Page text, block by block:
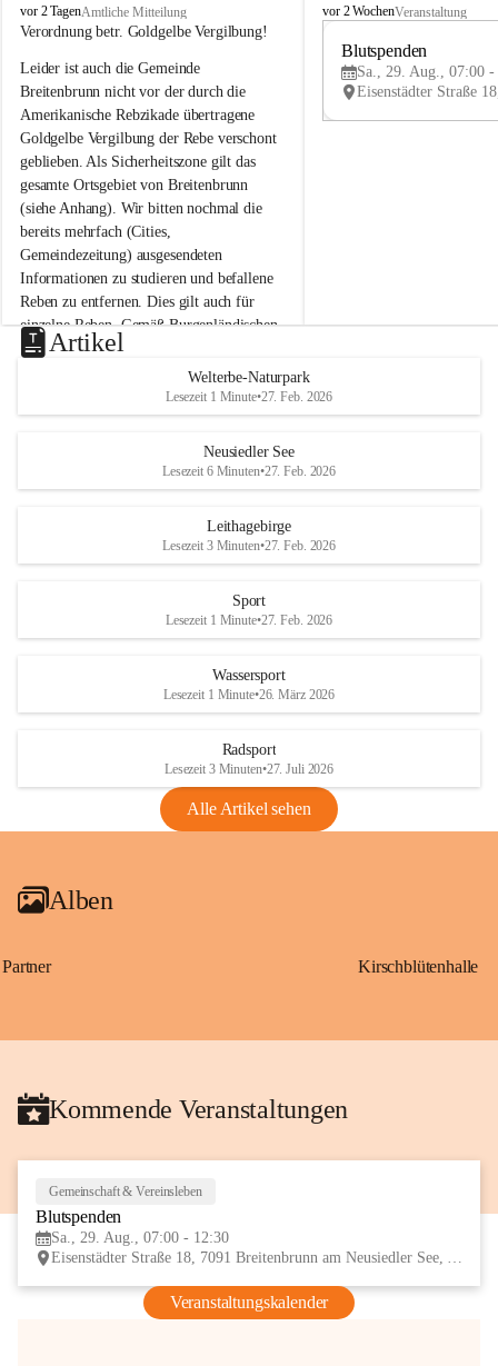
B
r
i
t
e
n
b
r
u
n
n
a
m
N
e
u
s
d
S
vor 2 TagenAmtliche Mitteilung
Verordnung betr. Goldgelbe Vergilbung!
Leider ist auch die Gemeinde
Breitenbrunn nicht vor der durch die
Amerikanische Rebzikade übertragene
Goldgelbe Vergilbung der Rebe verschont
geblieben. Als Sicherheitszone gilt das
gesamte Ortsgebiet von Breitenbrunn
(siehe Anhang). Wir bitten nochmal die
bereits mehrfach (Cities,
Gemeindezeitung) ausgesendeten
Informationen zu studieren und befallene
Reben zu entfernen. Dies gilt auch für
einzelne Reben. Gemäß Burgenländischen
Weinbaugesetz sind nicht gepflegte oder
unzulässige Weingärten zu roden! Bitte
helfen wir zusammen um unsere Winzer
vor den prognostizierten Ernteausfällen
und den daraus folgenden wirtschaftlichen
Maßnahmen zur Bekämpfung
Rebe und der Amerikanischen
Anhang VBl. EU Nr. 18
1 Seite•1,4 MB
VBl. EU Nr. 18_2026
B
e
u
e
d
r
S
vor 2 WochenVeranstaltung
Blutspenden
Sa., 29. Aug., 07:00 -
Artikel
Welterbe-Naturpark
Lesezeit 1 Minute•27. Feb. 2026
Neusiedler See
Lesezeit 6 Minuten•27. Feb. 2026
Leithagebirge
Lesezeit 3 Minuten•27. Feb. 2026
Sport
Lesezeit 1 Minute•27. Feb. 2026
Wassersport
Lesezeit 1 Minute•26. März 2026
Radsport
Lesezeit 3 Minuten•27. Juli 2026
Alle Artikel sehen
Alben
Partner Kirschblütenhalle
Kommende Veranstaltungen
Gemeinschaft & Vereinsleben
Blutspenden
Sa., 29. Aug., 07:00 - 12:30
Eisenstädter Straße 18, 7091 Breitenbrunn am Neusiedler See, AUT
Veranstaltungskalender